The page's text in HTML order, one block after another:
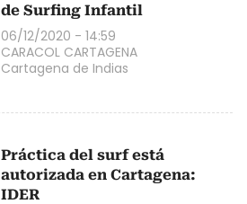
de Surfing Infantil
06/12/2020 - 14:59
CARACOL CARTAGENA
Cartagena de Indias
Práctica del surf está
autorizada en Cartagena:
IDER